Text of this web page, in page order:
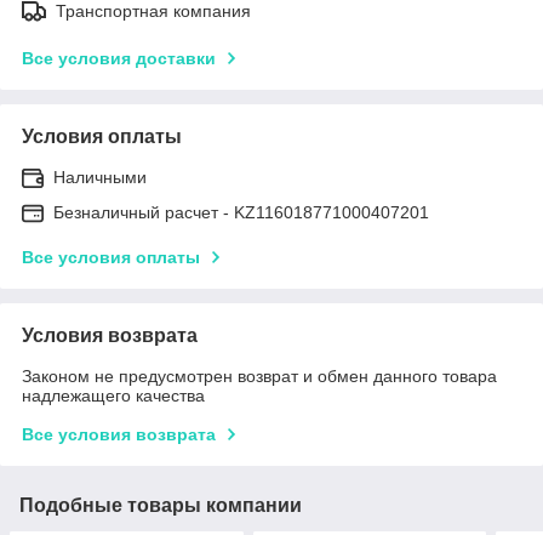
Транспортная компания
Все условия доставки
Условия оплаты
Наличными
Безналичный расчет - KZ116018771000407201
Все условия оплаты
Условия возврата
Законом не предусмотрен возврат и обмен данного товара
надлежащего качества
Все условия возврата
Подобные товары компании